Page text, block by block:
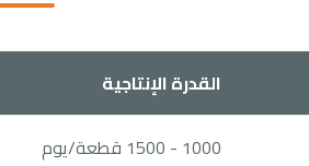
القدرة الإنتاجية
1000 - 1500 قطعة/يوم